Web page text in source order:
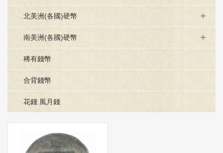
北美洲(各國)硬幣
南美洲(各國)硬幣
稀有錢幣
合背錢幣
花錢 風月錢